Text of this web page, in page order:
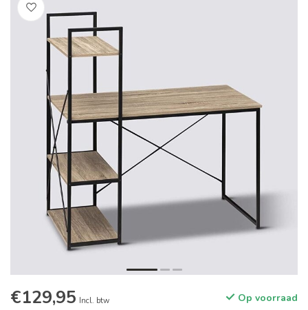
€129,95 Incl. btw Op voorraad